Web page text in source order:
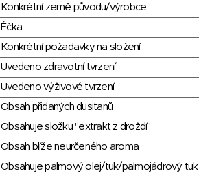
Konkrétní země původu/výrobce
Éčka
Konkrétní požadavky na složení
Uvedeno zdravotní tvrzení
Uvedeno výživové tvrzení
Obsah přidaných dusitanů
Obsahuje složku "extrakt z droždí"
Obsah blíže neurčeného aroma
Obsahuje palmový olej/tuk/palmojádrový tuk